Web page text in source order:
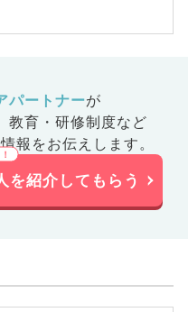
パートナーが
教育・研修制度など
報をお伝えします。
を紹介してもらう